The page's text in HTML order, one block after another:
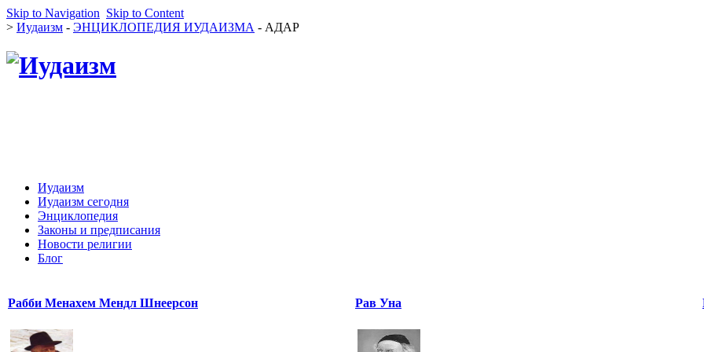
Skip to Navigation Skip to Content
> Иудаизм - ЭНЦИКЛОПЕДИЯ ИУДАИЗМА - АДАР
Иудаизм
Иудаизм сегодня
Энциклопедия
Законы и предписания
Новости религии
Блог
Рабби Менахем Мендл Шнеерсон Рав Уна